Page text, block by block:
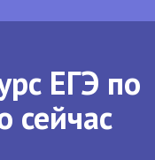
ЕГЭ по
сейчас